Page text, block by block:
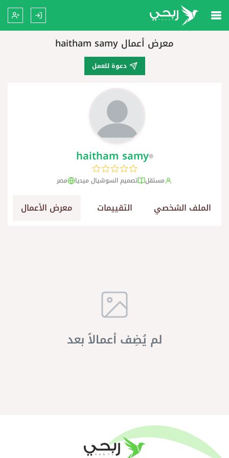
معرض أعمال haitham samy
دعوة للعمل
haitham samy
مستقل تصميم السوشيال ميديا مصر
الملف الشخصي التقييمات معرض الأعمال
لم يُضِف أعمالاً بعد